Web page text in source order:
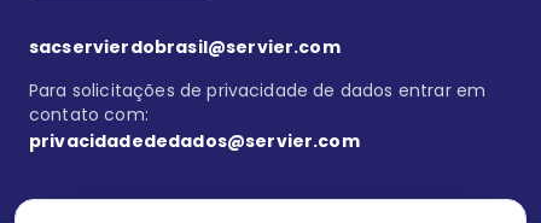
sacservierdobrasil@servier.com
Para solicitações de privacidade de dados entrar em
contato com:
privacidadededados@servier.com